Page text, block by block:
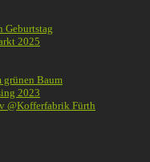
Geburtstag
2025
grünen Baum
2023
@Kofferfabrik Fürth